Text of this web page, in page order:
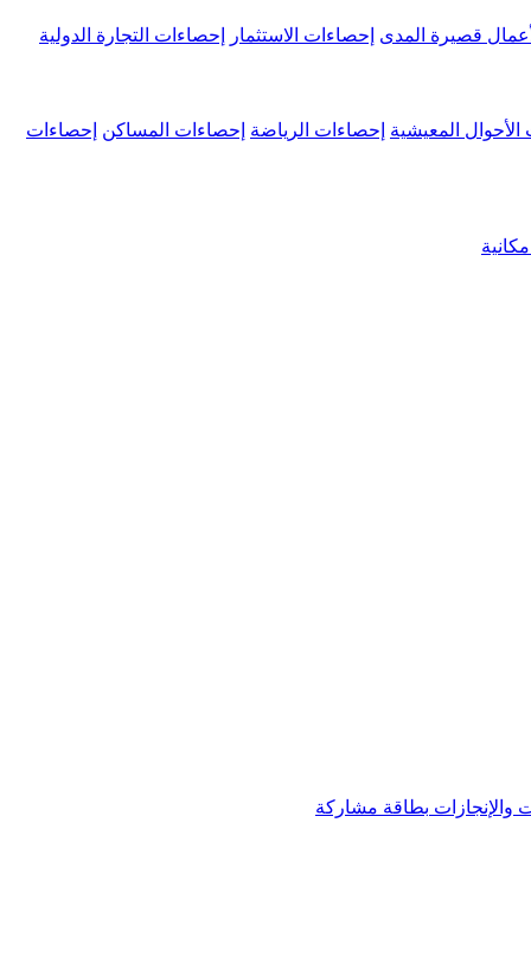
قصيرة المدى إحصاءات الاستثمار إحصاءات التجارة الدولية
الأحوال المعيشية إحصاءات الرياضة إحصاءات المساكن إحصاءات
والإنجازات بطاقة مشاركة